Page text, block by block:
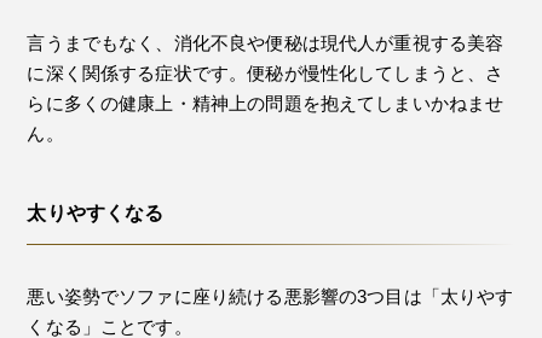
言うまでもなく、消化不良や便秘は現代人が重視する美容
に深く関係する症状です。便秘が慢性化してしまうと、さ
らに多くの健康上・精神上の問題を抱えてしまいかねませ
ん。
太りやすくなる
悪い姿勢でソファに座り続ける悪影響の3つ目は「太りやす
くなる」ことです。